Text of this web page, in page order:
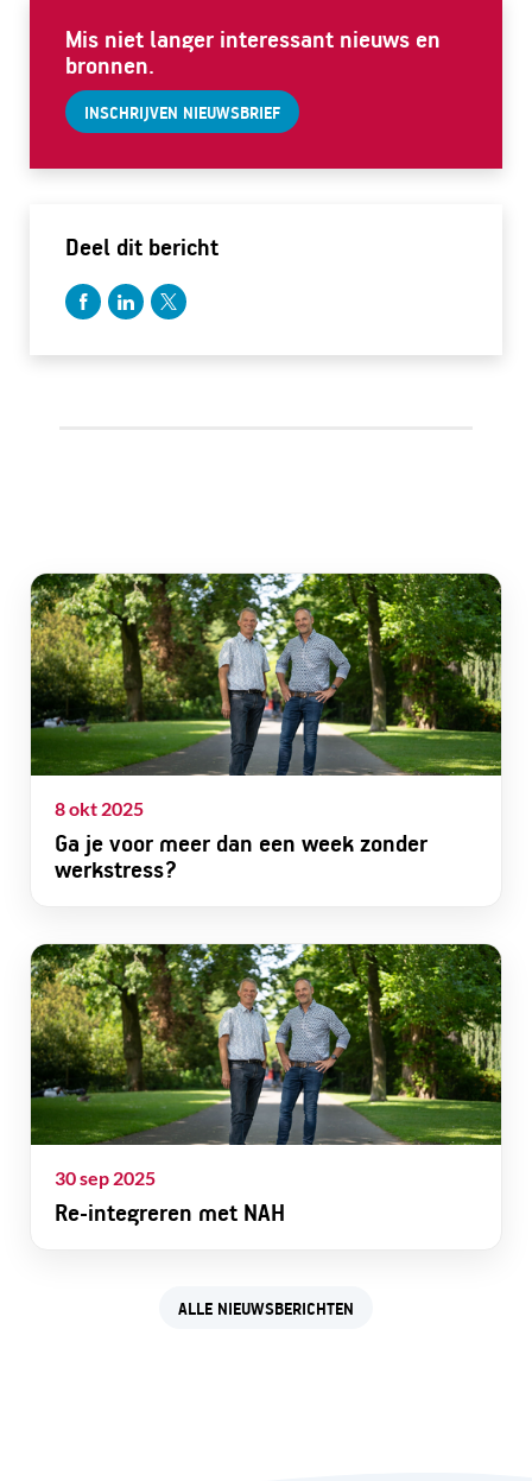
Mis niet langer interessant nieuws en
bronnen.
INSCHRIJVEN NIEUWSBRIEF
Deel dit bericht
8 okt 2025
Ga je voor meer dan een week zonder
werkstress?
30 sep 2025
Re-integreren met NAH
ALLE NIEUWSBERICHTEN